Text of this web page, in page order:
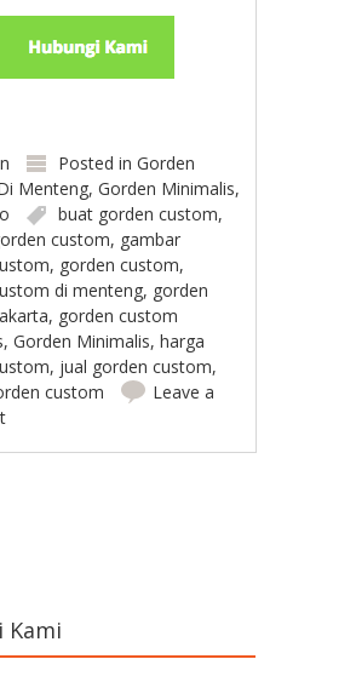
Posted inGorden
Menteng,Gorden Minimalis,
buat gorden custom,
custom, gambar
, gorden custom,
di menteng, gorden
, gorden custom
,Gorden Minimalis,harga
, jual gorden custom,
custom
Leave a
Kami